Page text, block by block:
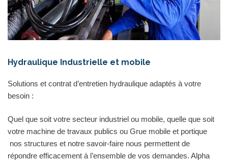
Hydraulique Industrielle et mobile
Solutions et contrat d’entretien hydraulique adaptés à votre
besoin :
Quel que soit votre secteur industriel ou mobile, quelle que soit
votre machine de travaux publics ou Grue mobile et portique
nos structures et notre savoir-faire nous permettent de
répondre efficacement à l’ensemble de vos demandes. Alpha